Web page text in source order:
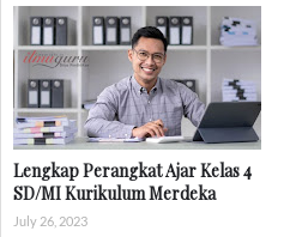
Lengkap Perangkat Ajar Kelas 4
SD/MI Kurikulum Merdeka
July 26, 2023